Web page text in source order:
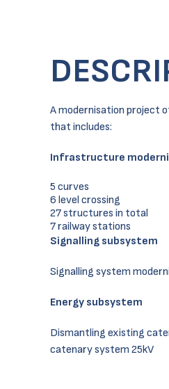
A modernisation project
that includes:
Infrastructure
5 curves
6 level crossing
27 structures in total
7 railway stations
Signalling subsystem
Signalling system
Energy subsystem
Dismantling existing
catenary system 25kV